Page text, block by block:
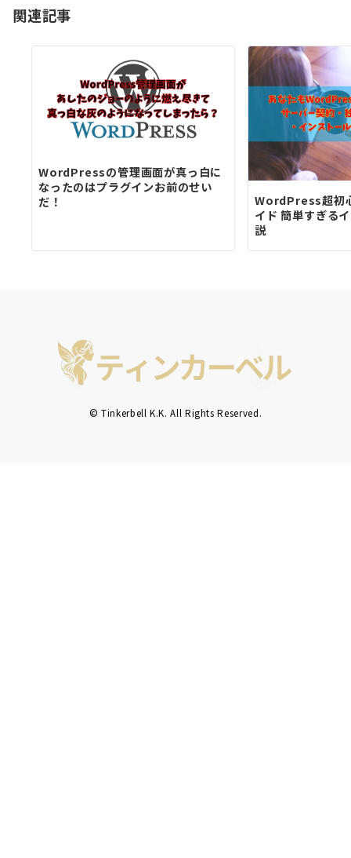
ン
関連記事
WordPressの管理画面が真っ白に
なったのはプラグインお前のせい
だ！
WordPress超初
イド 簡単すぎる
説
© Tinkerbell K.K. All Rights Reserved.